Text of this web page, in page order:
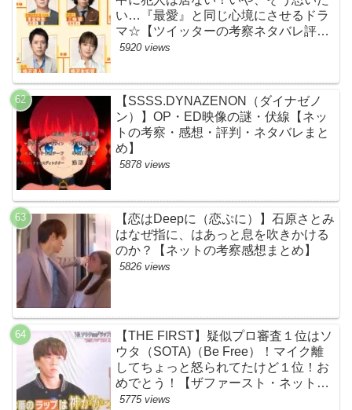
い…『最愛』と同じ心境にさせるドラ
マ☆【ツイッターの考察ネタバレ評価
黒幕評判感想批判原作犯人キャスト脚
5920 views
【SSSS.DYNAZENON（ダイナゼノ
ン）】OP・ED映像の謎・伏線【ネッ
トの考察・感想・評判・ネタバレまと
め】
5878 views
【恋はDeepに（恋ぷに）】石原さとみ
はなぜ指に、はあっと息を吹きかける
のか？【ネットの考察感想まとめ】
5826 views
【THE FIRST】疑似プロ審査１位はソ
ウタ（SOTA)（Be Free）！マイク離
してちょっと怒られてたけど１位！お
めでとう！【ザファースト・ネットの
ネタバレ感想考察まとめ・スッキリ・
5775 views